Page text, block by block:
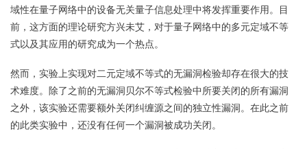
域性在量子网络中的设备无关量子信息处理中将发挥重要作用。目
前，这方面的理论研究方兴未艾，对于量子网络中的多元定域不等
式以及其应用的研究成为一个热点。
然而，实验上实现对二元定域不等式的无漏洞检验却存在很大的技
术难度。除了之前的无漏洞贝尔不等式检验中所要关闭的所有漏洞
之外，该实验还需要额外关闭纠缠源之间的独立性漏洞。在此之前
的此类实验中，还没有任何一个漏洞被成功关闭。